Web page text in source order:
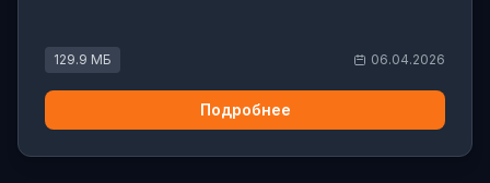
129.9 МБ 06.04.2026
Подробнее